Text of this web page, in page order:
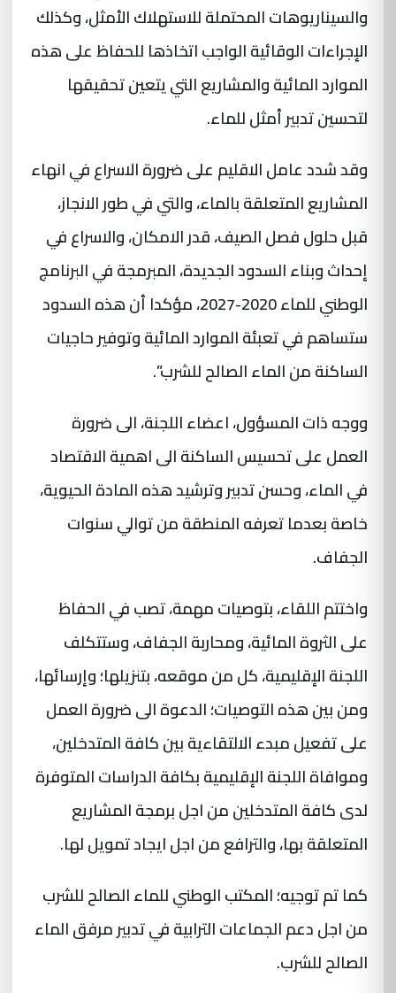
والسيناريوهات المحتملة للاستهلاك الأمثل، وكذلك
الإجراءات الوقائية الواجب اتخاذها للحفاظ على هذه
الموارد المائية والمشاريع التي يتعين تحقيقها
لتحسين تدبير أمثل للماء.
وقد شدد عامل الاقليم على ضرورة الاسراع في انهاء
المشاريع المتعلقة بالماء، والتي في طور الانجاز،
قبل حلول فصل الصيف، قدر الامكان، والاسراع في
إحداث وبناء السدود الجديدة، المبرمجة في البرنامج
الوطني للماء 2020-2027، مؤكدا أن هذه السدود
ستساهم في تعبئة الموارد المائية وتوفير حاجيات
الساكنة من الماء الصالح للشرب”.
ووجه ذات المسؤول، اعضاء اللجنة، الى ضرورة
العمل على تحسيس الساكنة الى اهمية الاقتصاد
في الماء، وحسن تدبير وترشيد هذه المادة الحيوية،
خاصة بعدما تعرفه المنطقة من توالي سنوات
الجفاف.
واختتم اللقاء، بتوصيات مهمة، تصب في الحفاظ
على الثروة المائية، ومحاربة الجفاف، وستتكلف
اللجنة الإقليمية، كل من موقعه، بتنزيلها؛ وإرسائها،
ومن بين هذه التوصيات؛ الدعوة الى ضرورة العمل
على تفعيل مبدء الالتقاءية بين كافة المتدخلين،
وموافاة اللجنة الإقليمية بكافة الدراسات المتوفرة
لدى كافة المتدخلين من اجل برمجة المشاريع
المتعلقة بها، والترافع من اجل ايجاد تمويل لها.
كما تم توجيه؛ المكتب الوطني للماء الصالح للشرب
من اجل دعم الجماعات الترابية في تدبير مرفق الماء
الصالح للشرب.